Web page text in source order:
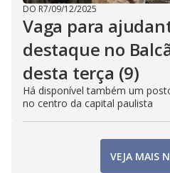
DO R7/09/12/2025
Vaga para
destaque no
desta terça (9)
Há disponível também um
no centro da capital paulista
VEJA MAIS